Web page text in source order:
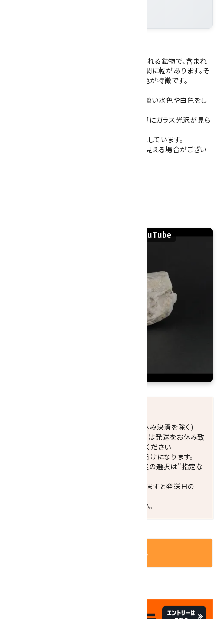
アクアマリン(藍玉)はベリル(緑柱石)に分類される鉱物で、含まれ
る鉄分の状態によって水色から緑青色まで色調に幅があります。そ
の名はラテン語で「海の水」を意味し、淡い水色が特徴です。
こちらのアクアマリンは透明感がなく、非常に淡い水色や白色をし
全体的にゴツゴツとした形状で、結晶面の一部にガラス光沢が見ら
白色の長石が共生し、黒色のトルマリンを内包しています。
※ご使用のモニターにより、実際より色が濃く見える場合がござい
アクアマリン 原石 284gの紹介動画｜YouTube
正午までのご注文で当日発送致します。(振込み決済を除く)
休業日(水曜日、第1．3木曜日)と臨時休業日は発送をお休み致
します。 営業日カレンダー(左下段)をご確認ください
配達ご希望日がない場合は、最短日でのお届けになります。
※最短でのお届けをご希望の場合、時間指定の選択は"指定な
お届けの地域によっては、時間帯を指定されますと発送日の
ご不明な点はお気軽にお問い合わせください。
カートに入れる